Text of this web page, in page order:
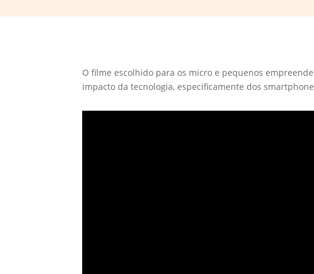
O filme escolhido para os micro e pequenos
impacto da tecnologia, especificamente dos